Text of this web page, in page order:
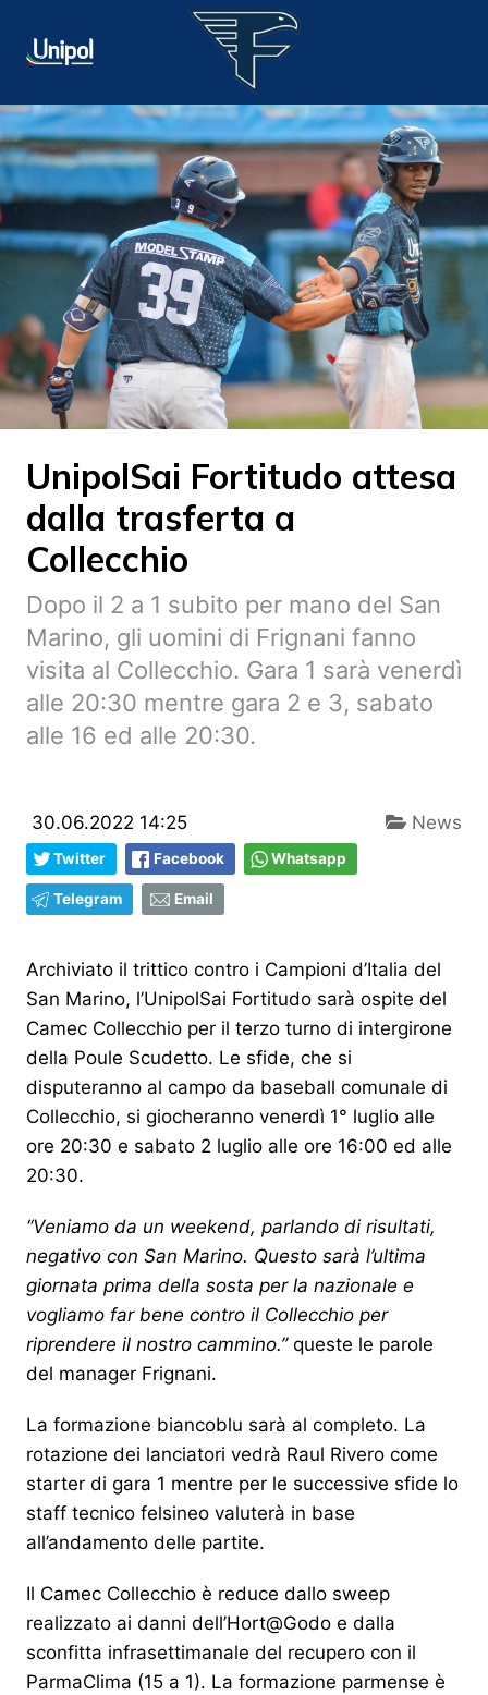
UnipolSai Fortitudo attesa
dalla trasferta a
Collecchio
Dopo il 2 a 1 subito per mano del San
Marino, gli uomini di Frignani fanno
visita al Collecchio. Gara 1 sarà venerdì
alle 20:30 mentre gara 2 e 3, sabato
alle 16 ed alle 20:30.
30.06.2022 14:25 News
Twitter Facebook Whatsapp
Telegram Email
Archiviato il trittico contro i Campioni d’Italia del
San Marino, l’UnipolSai Fortitudo sarà ospite del
Camec Collecchio per il terzo turno di intergirone
della Poule Scudetto. Le sfide, che si
disputeranno al campo da baseball comunale di
Collecchio, si giocheranno venerdì 1° luglio alle
ore 20:30 e sabato 2 luglio alle ore 16:00 ed alle
20:30.
‘‘Veniamo da un weekend, parlando di risultati,
negativo con San Marino. Questo sarà l’ultima
giornata prima della sosta per la nazionale e
vogliamo far bene contro il Collecchio per
riprendere il nostro cammino.’’ queste le parole
del manager Frignani.
La formazione biancoblu sarà al completo. La
rotazione dei lanciatori vedrà Raul Rivero come
starter di gara 1 mentre per le successive sfide lo
staff tecnico felsineo valuterà in base
all’andamento delle partite.
Il Camec Collecchio è reduce dallo sweep
realizzato ai danni dell’Hort@Godo e dalla
sconfitta infrasettimanale del recupero con il
ParmaClima (15 a 1). La formazione parmense è